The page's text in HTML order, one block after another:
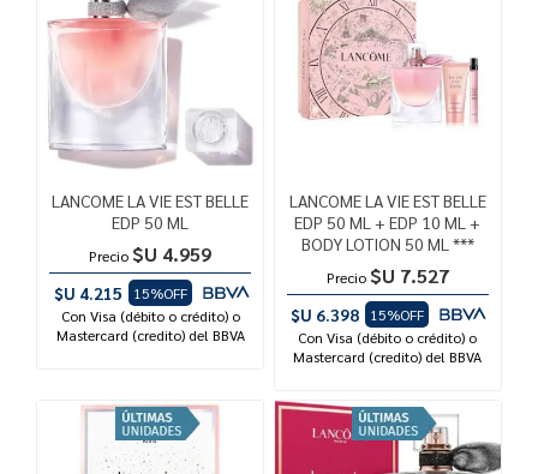
LANCOME LA VIE EST BELLE
EDP 50 ML
Precio $U 4.959
$U 4.215
15%OFF
Con Visa (débito o crédito) o
Mastercard (credito) del BBVA
LANCOME LA VIE EST BELLE
EDP 50 ML + EDP 10 ML +
BODY LOTION 50 ML ***
Precio $U 7.527
$U 6.398
15%OFF
Con Visa (débito o crédito) o
Mastercard (credito) del BBVA